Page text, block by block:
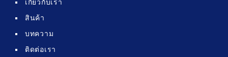
เกี่ยวกับเรา
สินค้า
บทความ
ติดต่อเรา